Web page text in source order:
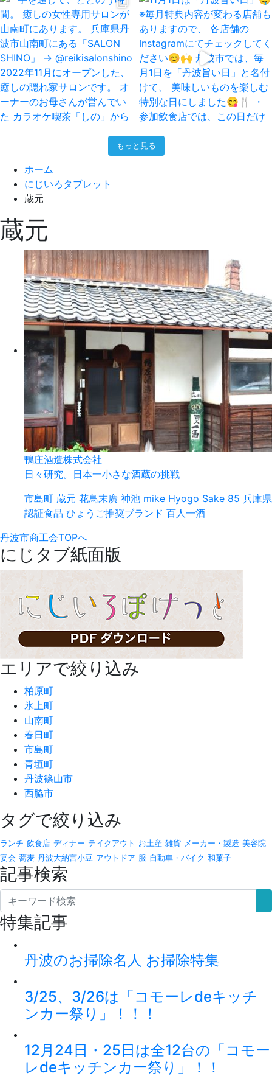
もっと見る
ホーム
にじいろタブレット
蔵元
蔵元
鴨庄酒造株式会社
日々研究。日本一小さな酒蔵の挑戦
市島町 蔵元 花鳥末廣 神池 mike Hyogo Sake 85 兵庫県
認証食品 ひょうご推奨ブランド 百人一酒
丹波市商工会TOPへ
にじタブ紙面版
エリアで絞り込み
柏原町
氷上町
山南町
春日町
市島町
青垣町
丹波篠山市
西脇市
タグで絞り込み
ランチ 飲食店 ディナー テイクアウト お土産 雑貨 メーカー・製造 美容院
宴会 蕎麦 丹波大納言小豆 アウトドア 服 自動車・バイク 和菓子
記事検索
特集記事
丹波のお掃除名人 お掃除特集
3/25、3/26は「コモーレdeキッチ
ンカー祭り」！！！
12月24日・25日は全12台の「コモー
レdeキッチンカー祭り」！！